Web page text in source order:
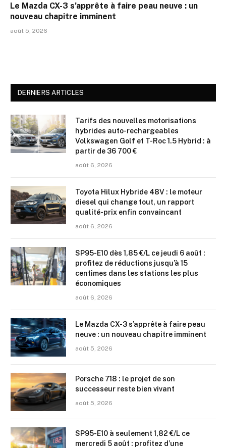
Le Mazda CX-3 s’apprête à faire peau neuve : un
nouveau chapitre imminent
août 5, 2026
DERNIERS ARTICLES
Tarifs des nouvelles motorisations
hybrides auto-rechargeables
Volkswagen Golf et T-Roc 1.5 Hybrid : à
partir de 36 700 €
août 6, 2026
Toyota Hilux Hybride 48V : le moteur
diesel qui change tout, un rapport
qualité-prix enfin convaincant
août 6, 2026
SP95-E10 dès 1,85 €/L ce jeudi 6 août :
profitez de réductions jusqu’à 15
centimes dans les stations les plus
économiques
août 6, 2026
Le Mazda CX-3 s’apprête à faire peau
neuve : un nouveau chapitre imminent
août 5, 2026
Porsche 718 : le projet de son
successeur reste bien vivant
août 5, 2026
SP95-E10 à seulement 1,82 €/L ce
mercredi 5 août : profitez d’une